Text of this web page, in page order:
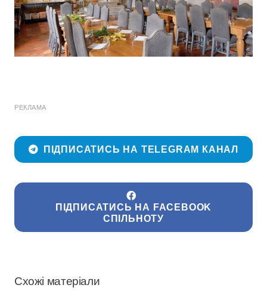
РЕКЛАМА
ПІДПИСАТИСЬ НА TELEGRAM КАНАЛ
ПІДПИСАТИСЬ НА FACEBOOK
СПІЛЬНОТУ
Схожі матеріали